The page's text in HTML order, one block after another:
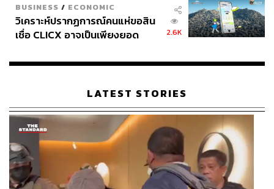
BUSINESS / ECONOMIC
วิเคราะห์ปรากฏการณ์คนแห่ขอสิน
เชื่อ CLICX อาจเป็นเพียงยอด
เรือนไทยที่ถูกซุกไว้
2.6K
LATEST STORIES